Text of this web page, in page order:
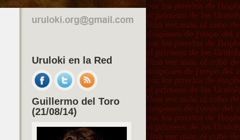
Uruloki en la Red
Guillermo del Toro
(21/08/14)